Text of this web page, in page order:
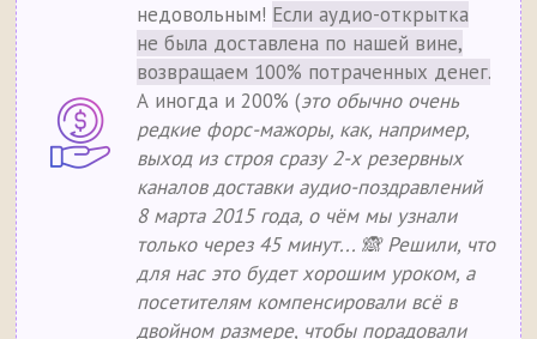
недовольным! Если аудио-открытка
не была доставлена по нашей вине,
возвращаем 100% потраченных денег.
А иногда и 200% (это обычно очень
редкие форс-мажоры, как, например,
выход из строя сразу 2-х резервных
каналов доставки аудио-поздравлений
8 марта 2015 года, о чём мы узнали
только через 45 минут... 🙈 Решили, что
для нас это будет хорошим уроком, а
посетителям компенсировали всё в
двойном размере, чтобы порадовали